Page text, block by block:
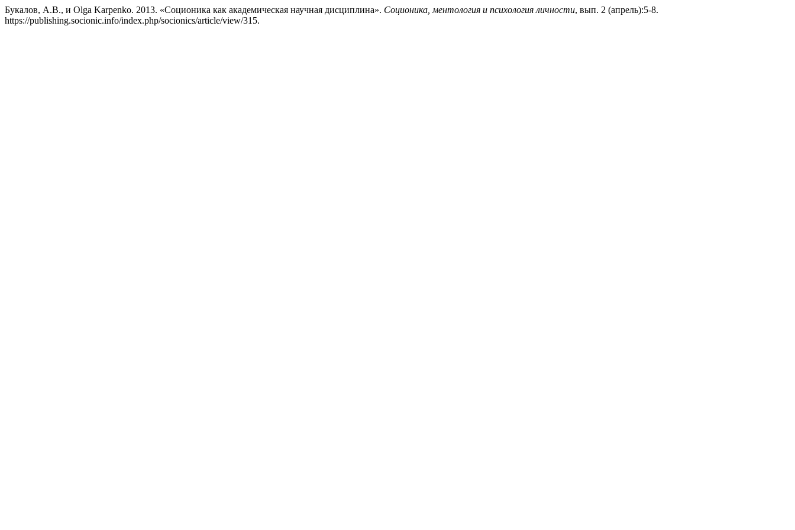
Букалов, А.В., и Olga Karpenko. 2013. «Соционика как академическая научная дисциплина». Соционика, ментология и психология личности, вып. 2 (апрель):5-8.
https://publishing.socionic.info/index.php/socionics/article/view/315.